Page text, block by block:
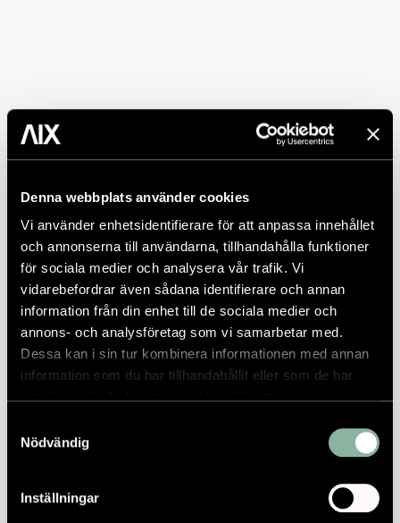
Denna webbplats använder cookies
Vi använder enhetsidentifierare för att anpassa innehållet
och annonserna till användarna, tillhandahålla funktioner
för sociala medier och analysera vår trafik. Vi
vidarebefordrar även sådana identifierare och annan
information från din enhet till de sociala medier och
annons- och analysföretag som vi samarbetar med.
Dessa kan i sin tur kombinera informationen med annan
information som du har tillhandahållit eller som de har
Nödvändig
Inställningar